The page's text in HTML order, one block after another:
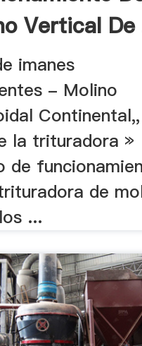
Vertical De
imanes
- Molino
la trituradora »
de
de
...